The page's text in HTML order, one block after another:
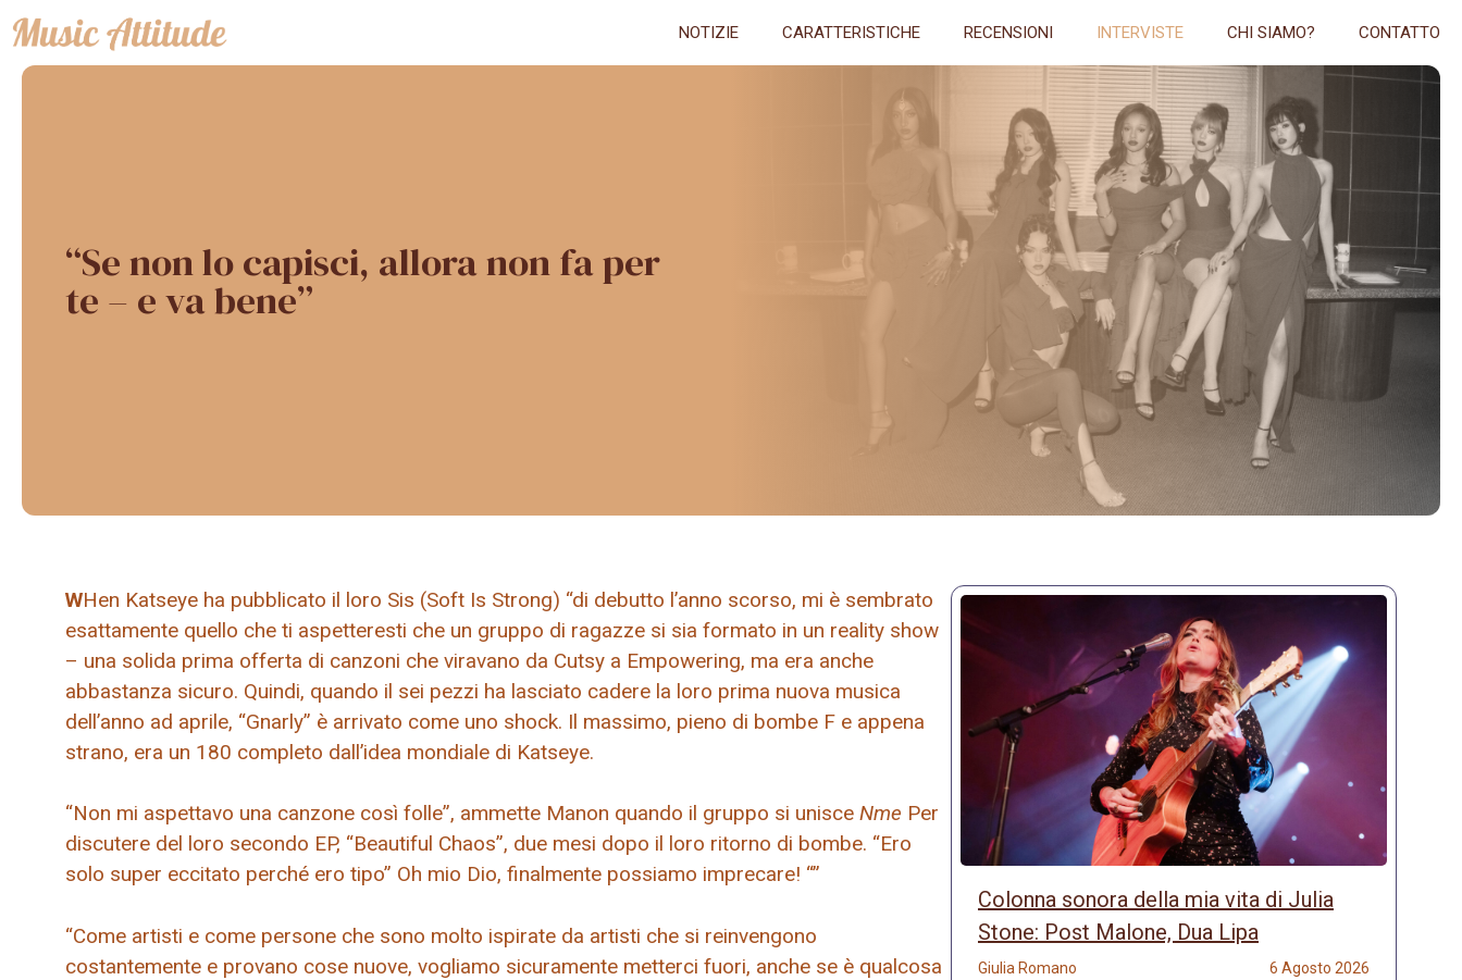
Vai
al
contenuto
NOTIZIE CARATTERISTICHE RECENSIONI INTERVISTE CHI SIAMO? CONTATTO
“Se non lo capisci, allora non fa per
te – e va bene”
WHen Katseye ha pubblicato il loro Sis (Soft Is Strong) “di debutto l’anno scorso, mi è sembrato
esattamente quello che ti aspetteresti che un gruppo di ragazze si sia formato in un reality show
– una solida prima offerta di canzoni che viravano da Cutsy a Empowering, ma era anche
abbastanza sicuro. Quindi, quando il sei pezzi ha lasciato cadere la loro prima nuova musica
dell’anno ad aprile, “Gnarly” è arrivato come uno shock. Il massimo, pieno di bombe F e appena
strano, era un 180 completo dall’idea mondiale di Katseye.
“Non mi aspettavo una canzone così folle”, ammette Manon quando il gruppo si unisce Nme Per
discutere del loro secondo EP, “Beautiful Chaos”, due mesi dopo il loro ritorno di bombe. “Ero
solo super eccitato perché ero tipo” Oh mio Dio, finalmente possiamo imprecare! “”
“Come artisti e come persone che sono molto ispirate da artisti che si reinvengono
costantemente e provano cose nuove, vogliamo sicuramente metterci fuori, anche se è qualcosa
Colonna sonora della mia vita di Julia
Stone: Post Malone, Dua Lipa
Giulia Romano 6 Agosto 2026